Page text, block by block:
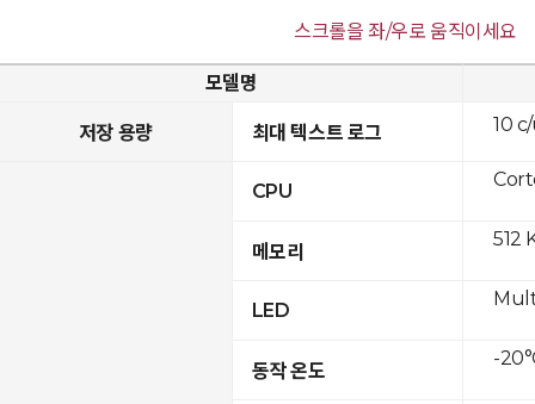
스크롤을 좌/우로 움직이세요
모델명
저장 용량 최대 텍스트 로그
CPU
메모리
LED
동작 온도
10
512
-